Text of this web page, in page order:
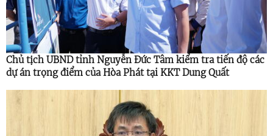
Chủ tịch UBND tỉnh Nguyễn Đức Tâm kiểm tra tiến độ các
dự án trọng điểm của Hòa Phát tại KKT Dung Quất